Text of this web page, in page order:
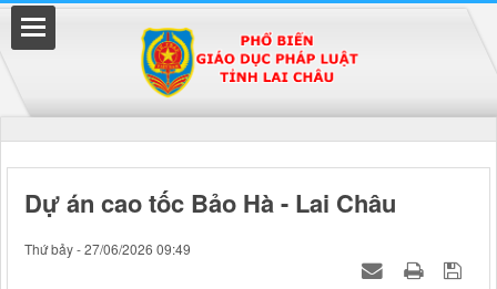
Dự án cao tốc Bảo Hà - Lai Châu
Thứ bảy - 27/06/2026 09:49
Đã kết nối EMC